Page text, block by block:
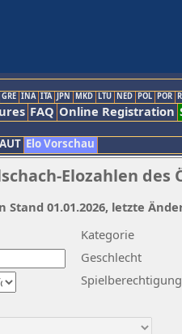
GRE INA ITA JPN MKD LTU NED POL POR
FAQ Online Registration
Elo Vorschau
Elozahlen des
Kategorie
Geschlecht
Spielberechtigung
Stand 01.01.2026, letzte